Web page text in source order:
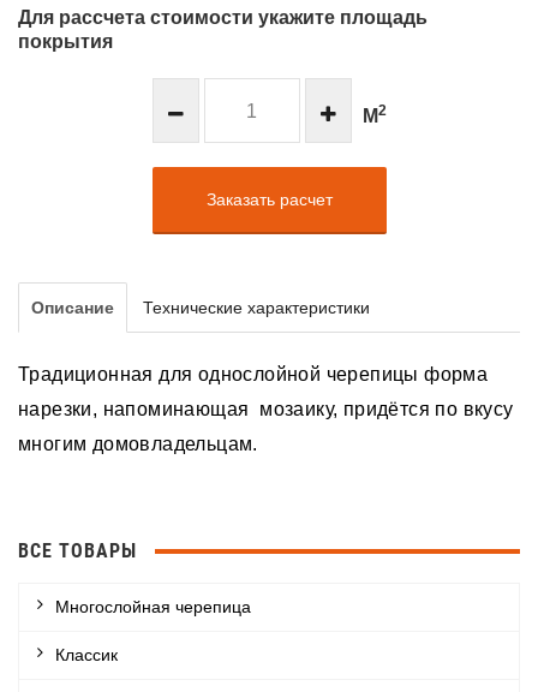
М2
Для рассчета стоимости укажите площадь
покрытия
Заказать расчет
Описание Технические характеристики
Традиционная для однослойной черепицы форма
нарезки, напоминающая мозаику, придётся по вкусу
многим домовладельцам.
ВСЕ ТОВАРЫ
Многослойная черепица
Классик